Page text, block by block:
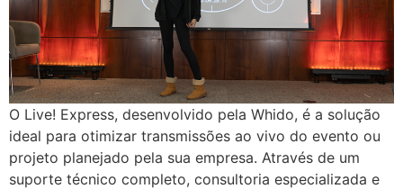
O Live! Express, desenvolvido pela Whido, é a solução
ideal para otimizar transmissões ao vivo do evento ou
projeto planejado pela sua empresa. Através de um
suporte técnico completo, consultoria especializada e